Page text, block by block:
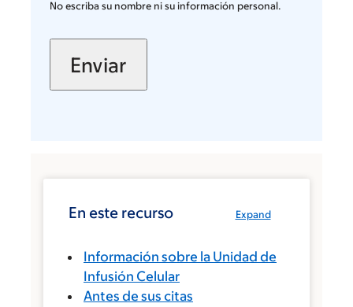
No escriba su nombre ni su información personal.
Expand
En este recurso
Información sobre la Unidad de
Infusión Celular
Antes de sus citas